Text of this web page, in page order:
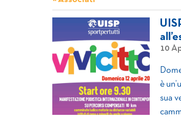
10
è
sua